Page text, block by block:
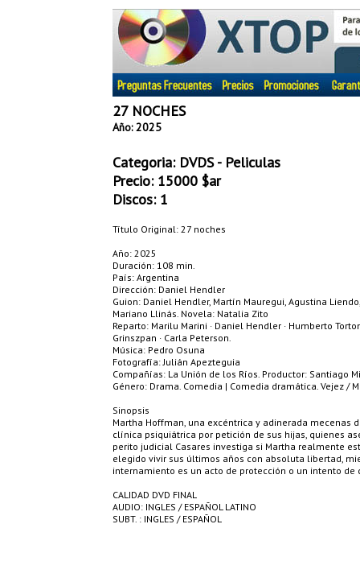
27 NOCHES
Año: 2025
Categoria: DVDS - Peliculas
Precio: 15000 $ar
Discos: 1
Título Original: 27 noches
Año: 2025
Duración: 108 min.
País: Argentina
Dirección: Daniel Hendler
Guion: Daniel Hendler, Martín Mauregui, Agustina
Mariano Llinás. Novela: Natalia Zito
Reparto: Marilu Marini · Daniel Hendler · Humberto
Grinszpan · Carla Peterson.
Música: Pedro Osuna
Fotografía: Julián Apezteguia
Compañías: La Unión de los Ríos. Productor: Santiago
Género: Drama. Comedia | Comedia dramática. Vejez /
Sinopsis
Martha Hoffman, una excéntrica y adinerada mecenas
clínica psiquiátrica por petición de sus hijas, quienes
perito judicial Casares investiga si Martha realmente
elegido vivir sus últimos años con absoluta libertad,
internamiento es un acto de protección o un intento de
CALIDAD DVD FINAL
AUDIO: INGLES / ESPAÑOL LATINO
SUBT. : INGLES / ESPAÑOL